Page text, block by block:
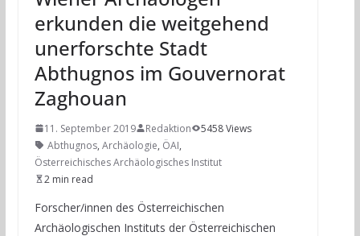
erkunden die weitgehend
unerforschte Stadt
Abthugnos im Gouvernorat
Zaghouan
11. September 2019 Redaktion
5458 Views
Abthugnos, Archäologie, ÖAI,
Österreichisches Archäologisches Institut
2 min read
Forscher/innen des Österreichischen
Archäologischen Instituts der Österreichischen